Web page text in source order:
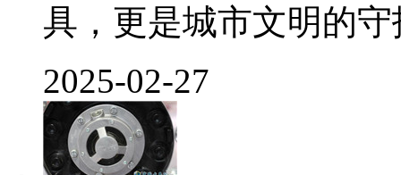
具，更是城市文明的
2025-02-27